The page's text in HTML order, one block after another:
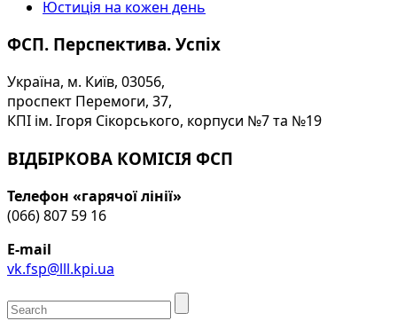
Юстиція на кожен день
ФСП. Перспектива. Успіх
Україна, м. Київ, 03056,
проспект Перемоги, 37,
КПІ ім. Ігоря Сікорського, корпуси №7 та №19
ВІДБІРКОВА КОМІСІЯ ФСП
Телефон «гарячої лінії»
(066) 807 59 16
E-mail
vk.fsp@lll.kpi.ua